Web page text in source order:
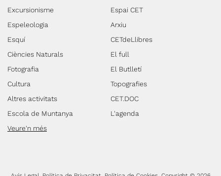
Excursionisme
Espeleologia
Esquí
Ciències Naturals
Fotografia
Cultura
Altres activitats
Escola de Muntanya
Veure'n més
Espai CET
Arxiu
CETdeLlibres
El full
El Butlletí
Topografies
CET.DOC
L'agenda